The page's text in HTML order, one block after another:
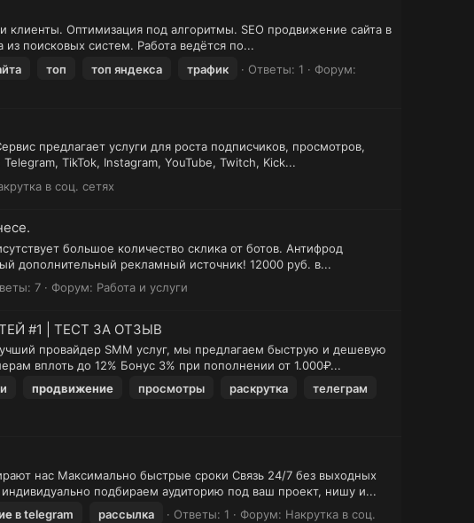
клиенты. Оптимизация под алгоритмы. SEO продвижение сайта в
поисковых систем. Работа ведётся по...
топ топ яндекса трафик Ответы: 1
Форум:
предлагает услуги для роста подписчиков, просмотров,
TikTok, Instagram, YouTube, Twitch, Kick...
в соц. сетях
большое количество склика от ботов. Антифрод
дополнительный рекламный источник! 12000 руб. в...
7 Форум: Работа и услуги
#1 | ТЕСТ ЗА ОТЗЫВ
провайдер SMM услуг, мы предлагаем быструю и дешевую
вплоть до 12% Бонус 3% при пополнении от 1.000₽...
продвижение просмотры раскрутка
телеграм
нас Максимально быстрые сроки Связь 24/7 без выходных
подбираем аудиторию под ваш проект, нишу и...
в telegram рассылка Ответы: 1 Форум: Накрутка в соц.